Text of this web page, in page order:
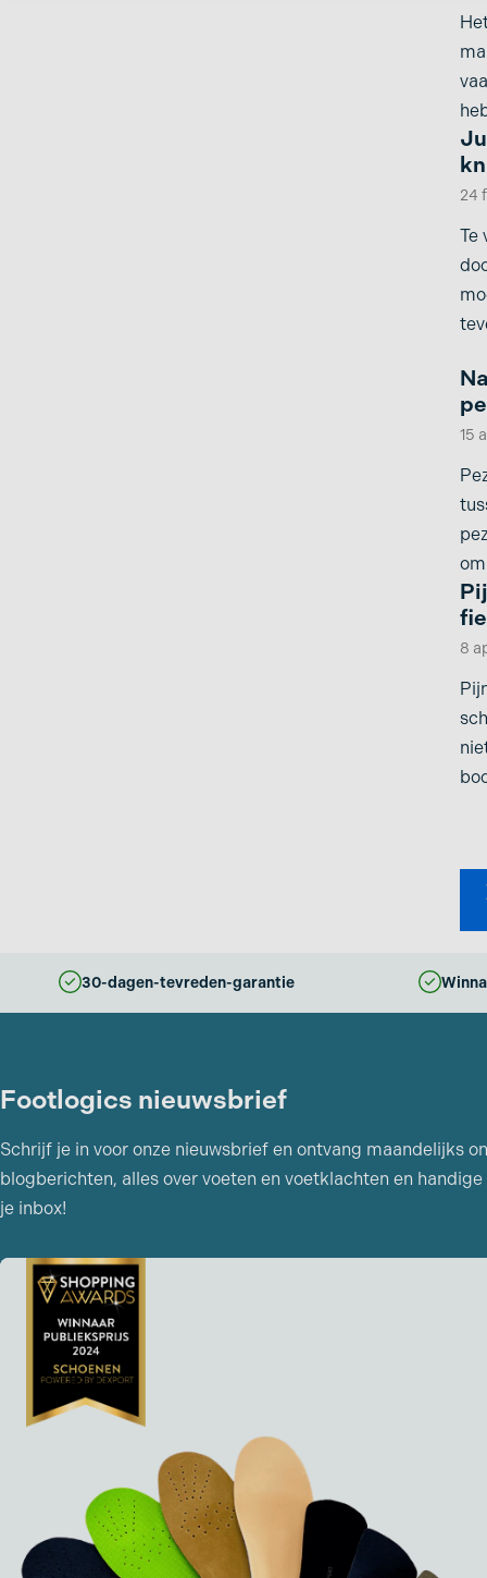
24
Te
15
om
8
30-dagen-tevreden-garantie
Footlogics nieuwsbrief
Schrijf je in voor onze nieuwsbrief en ontvang maandelijks
blogberichten, alles over voeten en voetklachten en
je inbox!